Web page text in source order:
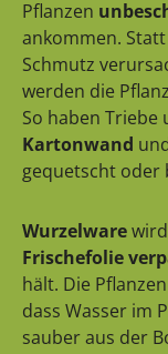
Pflanzen
ankommen.
Schmutz
werden die
So haben Triebe
Kartonwand
gequetscht oder
Wurzelware
Frischefolie
hält. Die
dass Wasser im
sauber aus der